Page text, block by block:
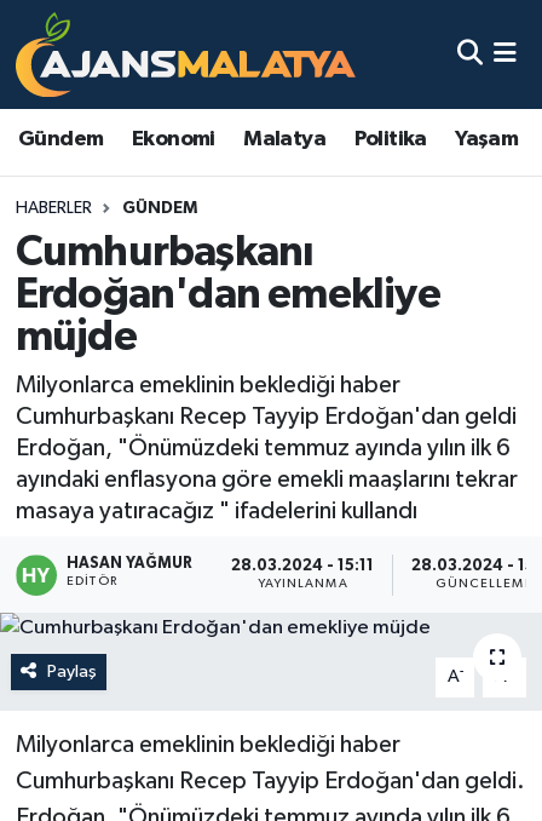
Gündem Ekonomi Malatya Politika Yaşam
HABERLER GÜNDEM
Cumhurbaşkanı
Erdoğan'dan emekliye
müjde
Milyonlarca emeklinin beklediği haber
Cumhurbaşkanı Recep Tayyip Erdoğan'dan geldi
Erdoğan, "Önümüzdeki temmuz ayında yılın ilk 6
ayındaki enflasyona göre emekli maaşlarını tekrar
masaya yatıracağız " ifadelerini kullandı
HASAN YAĞMUR
EDITÖR
28.03.2024 - 15:11
YAYINLANMA
28.03.2024 -
GÜNCELLEME
Paylaş A- A
Milyonlarca emeklinin beklediği haber
Cumhurbaşkanı Recep Tayyip Erdoğan'dan geldi.
Asayiş
Eğitim
Ekonomi
Gündem
Kültür & Sanat
Magazin
Politika
Teknoloji
Malatya Nöbetçi Eczaneler
Malatya Namaz Vakitleri
Malatya Trafik Yoğunluk Haritası
TFF 3.Lig 2.Grup Puan Durumu ve Fikstür
Son Dakika Haberleri
Haber Arşivi